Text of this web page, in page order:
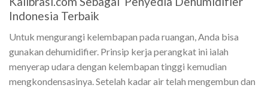
Indonesia Terbaik
Untuk mengurangi kelembapan pada ruangan, Anda bisa
gunakan dehumidifier. Prinsip kerja perangkat ini ialah
menyerap udara dengan kelembapan tinggi kemudian
mengkondensasinya. Setelah kadar air telah mengembun dan